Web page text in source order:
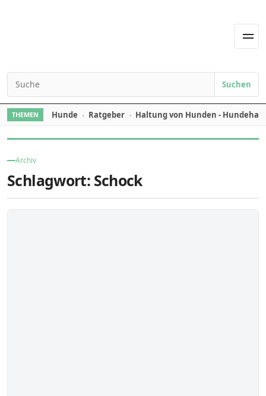
Search for:
Suchen
THEMEN Hunde Ratgeber Haltung von Hunden -
Archiv
Schlagwort: Schock